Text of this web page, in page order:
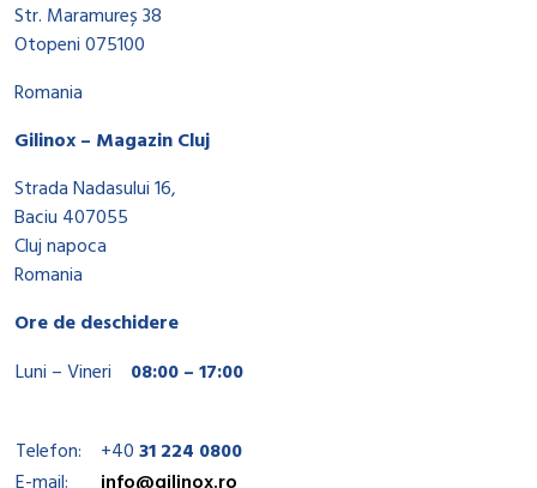
Str. Maramureș 38
Otopeni 075100
Romania
Gilinox – Magazin Cluj
Strada Nadasului 16,
Baciu 407055
Cluj napoca
Romania
Ore de deschidere
Luni – Vineri
08:00 – 17:00
Telefon: +4031 224 0800